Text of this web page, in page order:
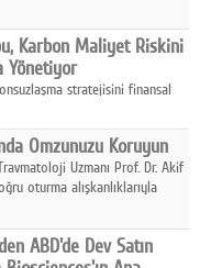
Karbon Maliyet Riskini
Yönetiyor
stratejisini finansal
Omzunuzu Koruyun
Uzmanı Prof. Dr. Akif
oturma alışkanlıklarıyla
ABD'de Dev Satın